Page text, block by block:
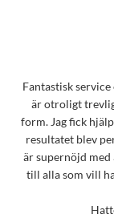
Fantastisk
är otroligt
form. Jag fick
resultatet blev
är supernöjd
till alla som vill